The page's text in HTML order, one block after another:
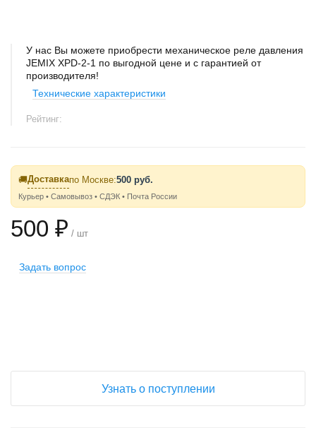
У нас Вы можете приобрести механическое реле давления
JEMIX XPD-2-1 по выгодной цене и с гарантией от
производителя!
Технические характеристики
Рейтинг:
🚚Доставкапо Москве:500 руб.
Курьер • Самовывоз • СДЭК • Почта России
500 ₽ / шт
Задать вопрос
Узнать о поступлении